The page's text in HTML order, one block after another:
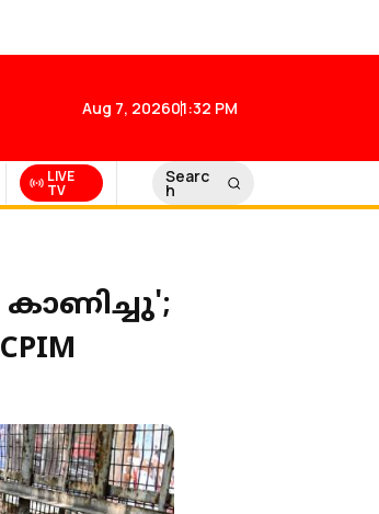
Aug 7, 202601:32 PM
LIVE
TV
Searc
h